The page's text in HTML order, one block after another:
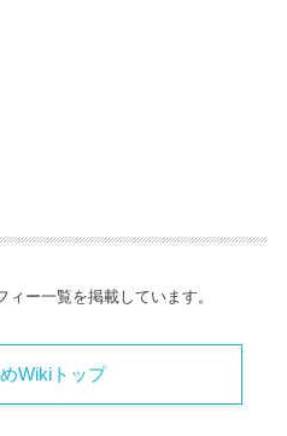
ー一覧を掲載しています。
Wikiトップ